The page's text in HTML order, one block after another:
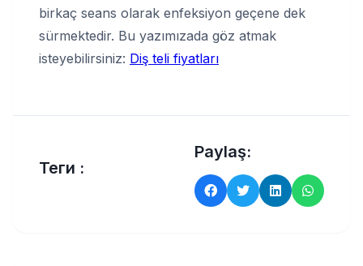
birkaç seans olarak enfeksiyon geçene dek
sürmektedir. Bu yazımızada göz atmak
isteyebilirsiniz: Diş teli fiyatları
Теги :
Paylaş: